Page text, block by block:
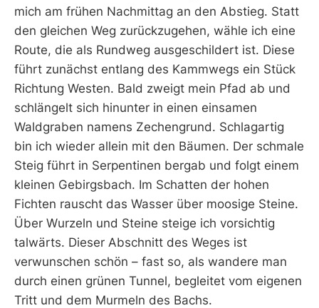
mich am frühen Nachmittag an den Abstieg. Statt
den gleichen Weg zurückzugehen, wähle ich eine
Route, die als Rundweg ausgeschildert ist. Diese
führt zunächst entlang des Kammwegs ein Stück
Richtung Westen. Bald zweigt mein Pfad ab und
schlängelt sich hinunter in einen einsamen
Waldgraben namens Zechengrund. Schlagartig
bin ich wieder allein mit den Bäumen. Der schmale
Steig führt in Serpentinen bergab und folgt einem
kleinen Gebirgsbach. Im Schatten der hohen
Fichten rauscht das Wasser über moosige Steine.
Über Wurzeln und Steine steige ich vorsichtig
talwärts. Dieser Abschnitt des Weges ist
verwunschen schön – fast so, als wandere man
durch einen grünen Tunnel, begleitet vom eigenen
Tritt und dem Murmeln des Bachs.